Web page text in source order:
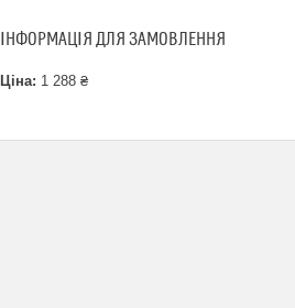
ІНФОРМАЦІЯ ДЛЯ ЗАМОВЛЕННЯ
Ціна: 1 288 ₴